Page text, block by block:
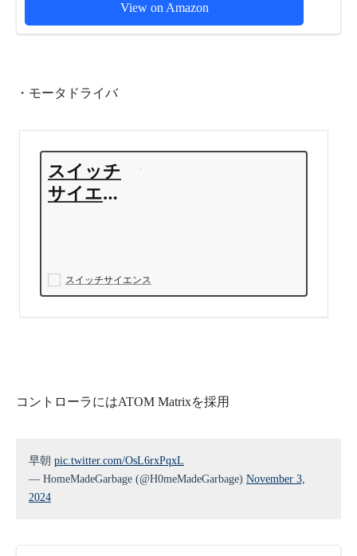
View on Amazon
・モータドライバ
スイッチ
サイエン
レスモー
タードラ
スイッチサイエンス
コントローラにはATOM Matrixを採用
早朝 pic.twitter.com/OsL6rxPqxL
— HomeMadeGarbage (@H0meMadeGarbage) November 3,
2024